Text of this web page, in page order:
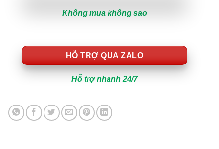
Không mua không sao
HỖ TRỢ QUA ZALO
Hỗ trợ nhanh 24/7